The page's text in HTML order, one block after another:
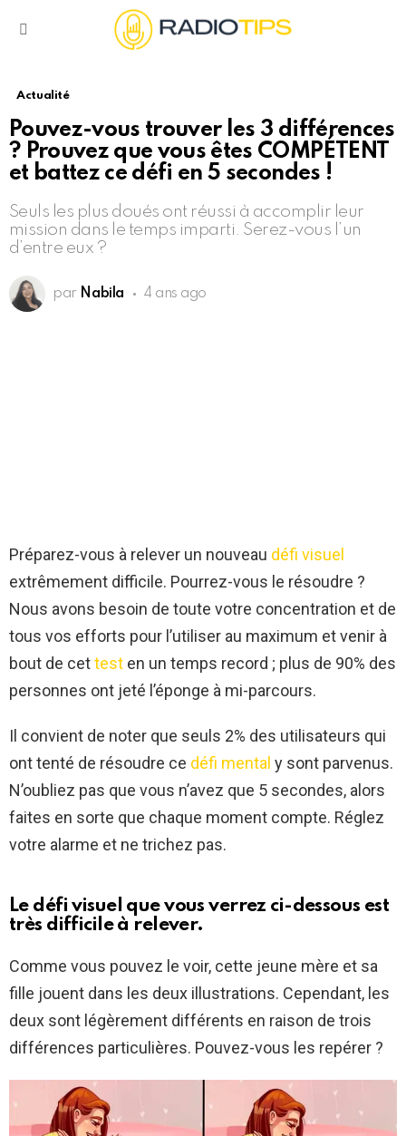
Actualité
Pouvez-vous trouver les 3 différences
? Prouvez que vous êtes COMPÉTENT
et battez ce défi en 5 secondes !
Seuls les plus doués ont réussi à accomplir leur
mission dans le temps imparti. Serez-vous l’un
d’entre eux ?
par Nabila 4 ans ago
Préparez-vous à relever un nouveau défi visuel
extrêmement difficile. Pourrez-vous le résoudre ?
Nous avons besoin de toute votre concentration et de
tous vos efforts pour l’utiliser au maximum et venir à
bout de cettest en un temps record ; plus de 90% des
personnes ont jeté l’éponge à mi-parcours.
Il convient de noter que seuls 2% des utilisateurs qui
ont tenté de résoudre ce défi mental y sont parvenus.
N’oubliez pas que vous n’avez que 5 secondes, alors
faites en sorte que chaque moment compte. Réglez
votre alarme et ne trichez pas.
Le défi visuel que vous verrez ci-dessous est
très difficile à relever.
Comme vous pouvez le voir, cette jeune mère et sa
fille jouent dans les deux illustrations. Cependant, les
deux sont légèrement différents en raison de trois
différences particulières. Pouvez-vous les repérer ?